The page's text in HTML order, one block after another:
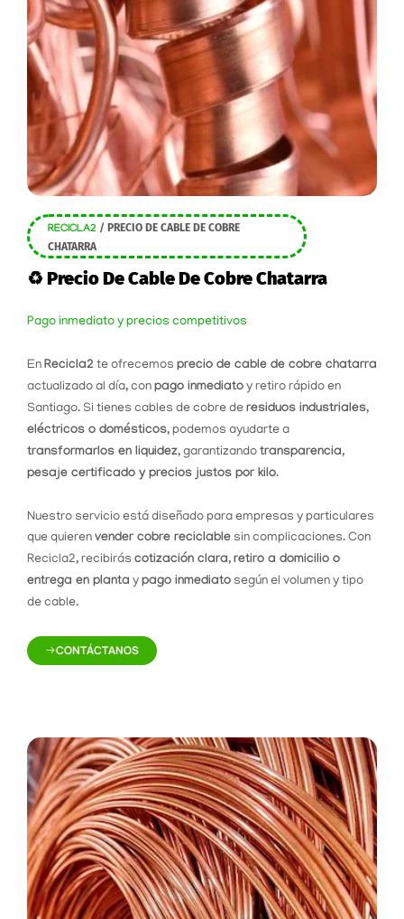
RECICLA2 / PRECIO DE CABLE DE COBRE
CHATARRA
♻️ Precio De Cable De Cobre Chatarra
Pago inmediato y precios competitivos
En Recicla2 te ofrecemos precio de cable de cobre chatarra
actualizado al día, con pago inmediato y retiro rápido en
Santiago. Si tienes cables de cobre de residuos industriales,
eléctricos o domésticos, podemos ayudarte a
transformarlos en liquidez, garantizando transparencia,
pesaje certificado y precios justos por kilo.
Nuestro servicio está diseñado para empresas y particulares
que quieren vender cobre reciclable sin complicaciones. Con
Recicla2, recibirás cotización clara, retiro a domicilio o
entrega en planta y pago inmediato según el volumen y tipo
de cable.
CONTÁCTANOS